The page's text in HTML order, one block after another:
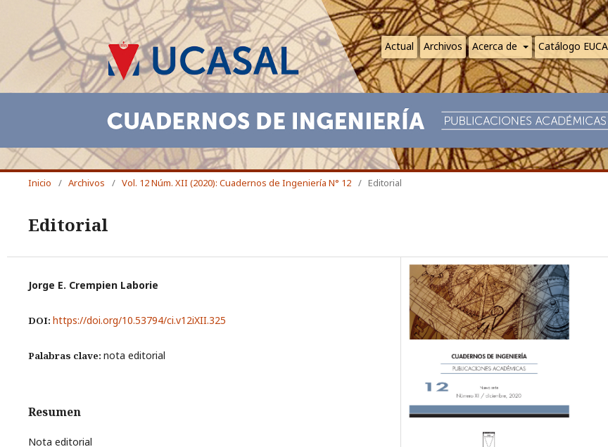
Actual Archivos Acerca de Catálogo
Inicio / Archivos / Vol. 12 Núm. XII (2020): Cuadernos de Ingeniería N° 12 / Editorial
Editorial
Jorge E. Crempien Laborie
DOI: https://doi.org/10.53794/ci.v12iXII.325
Palabras clave: nota editorial
Resumen
Nota editorial